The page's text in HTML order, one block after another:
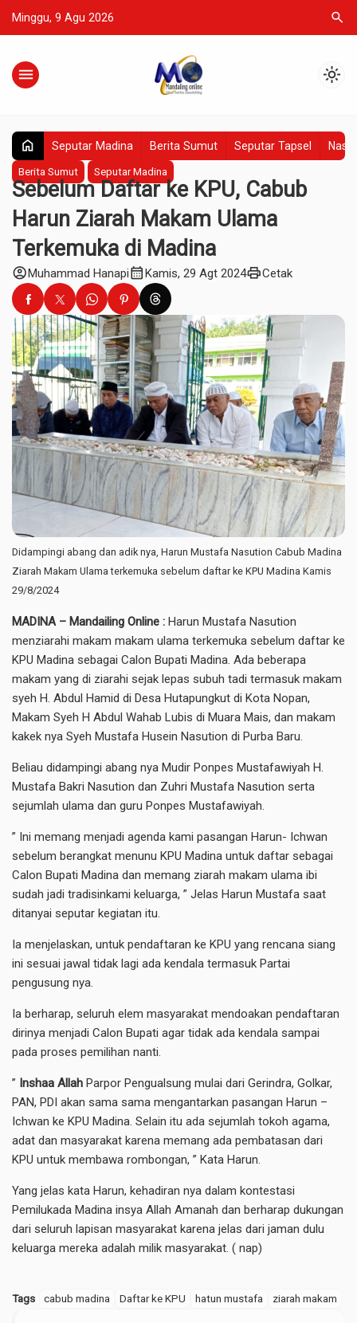
Minggu, 9 Agu 2026 search
menu light_mode
home Seputar Madina Berita Sumut Seputar Tapsel
Berita Sumut
Seputar Madina
Sebelum Daftar ke KPU, Cabub
Harun Ziarah Makam Ulama
Terkemuka di Madina
account_circleMuhammad Hanapicalendar_monthKamis, 29 Agt 2024printCetak
Didampingi abang dan adik nya, Harun Mustafa Nasution Cabub Madina
Ziarah Makam Ulama terkemuka sebelum daftar ke KPU Madina Kamis
29/8/2024
MADINA – Mandailing Online : Harun Mustafa Nasution
menziarahi makam makam ulama terkemuka sebelum daftar ke
KPU Madina sebagai Calon Bupati Madina. Ada beberapa
makam yang di ziarahi sejak lepas subuh tadi termasuk makam
syeh H. Abdul Hamid di Desa Hutapungkut di Kota Nopan,
Makam Syeh H Abdul Wahab Lubis di Muara Mais, dan makam
kakek nya Syeh Mustafa Husein Nasution di Purba Baru.
Beliau didampingi abang nya Mudir Ponpes Mustafawiyah H.
Mustafa Bakri Nasution dan Zuhri Mustafa Nasution serta
sejumlah ulama dan guru Ponpes Mustafawiyah.
” Ini memang menjadi agenda kami pasangan Harun- Ichwan
sebelum berangkat menunu KPU Madina untuk daftar sebagai
Calon Bupati Madina dan memang ziarah makam ulama ibi
sudah jadi tradisinkami keluarga, ” Jelas Harun Mustafa saat
ditanyai seputar kegiatan itu.
Ia menjelaskan, untuk pendaftaran ke KPU yang rencana siang
ini sesuai jawal tidak lagi ada kendala termasuk Partai
pengusung nya.
Ia berharap, seluruh elem masyarakat mendoakan pendaftaran
dirinya menjadi Calon Bupati agar tidak ada kendala sampai
pada proses pemilihan nanti.
” Inshaa Allah Parpor Pengualsung mulai dari Gerindra, Golkar,
PAN, PDI akan sama sama mengantarkan pasangan Harun –
Ichwan ke KPU Madina. Selain itu ada sejumlah tokoh agama,
adat dan masyarakat karena memang ada pembatasan dari
KPU untuk membawa rombongan, ” Kata Harun.
Yang jelas kata Harun, kehadiran nya dalam kontestasi
Pemilukada Madina insya Allah Amanah dan berharap dukungan
dari seluruh lapisan masyarakat karena jelas dari jaman dulu
keluarga mereka adalah milik masyarakat. ( nap)
Tags cabub madina Daftar ke KPU hatun mustafa ziarah makam